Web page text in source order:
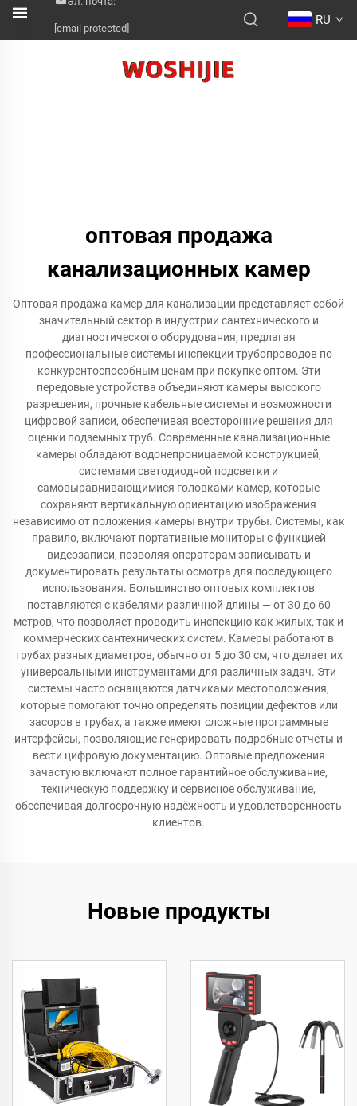
[email protected]
RU
оптовая продажа
канализационных камер
Оптовая продажа камер для канализации представляет собой
значительный сектор в индустрии сантехнического и
диагностического оборудования, предлагая
профессиональные системы инспекции трубопроводов по
конкурентоспособным ценам при покупке оптом. Эти
передовые устройства объединяют камеры высокого
разрешения, прочные кабельные системы и возможности
цифровой записи, обеспечивая всесторонние решения для
оценки подземных труб. Современные канализационные
камеры обладают водонепроницаемой конструкцией,
системами светодиодной подсветки и
самовыравнивающимися головками камер, которые
сохраняют вертикальную ориентацию изображения
независимо от положения камеры внутри трубы. Системы, как
правило, включают портативные мониторы с функцией
видеозаписи, позволяя операторам записывать и
документировать результаты осмотра для последующего
использования. Большинство оптовых комплектов
поставляются с кабелями различной длины — от 30 до 60
метров, что позволяет проводить инспекцию как жилых, так и
коммерческих сантехнических систем. Камеры работают в
трубах разных диаметров, обычно от 5 до 30 см, что делает их
универсальными инструментами для различных задач. Эти
системы часто оснащаются датчиками местоположения,
которые помогают точно определять позиции дефектов или
засоров в трубах, а также имеют сложные программные
интерфейсы, позволяющие генерировать подробные отчёты и
вести цифровую документацию. Оптовые предложения
зачастую включают полное гарантийное обслуживание,
техническую поддержку и сервисное обслуживание,
обеспечивая долгосрочную надёжность и удовлетворённость
клиентов.
Новые продукты